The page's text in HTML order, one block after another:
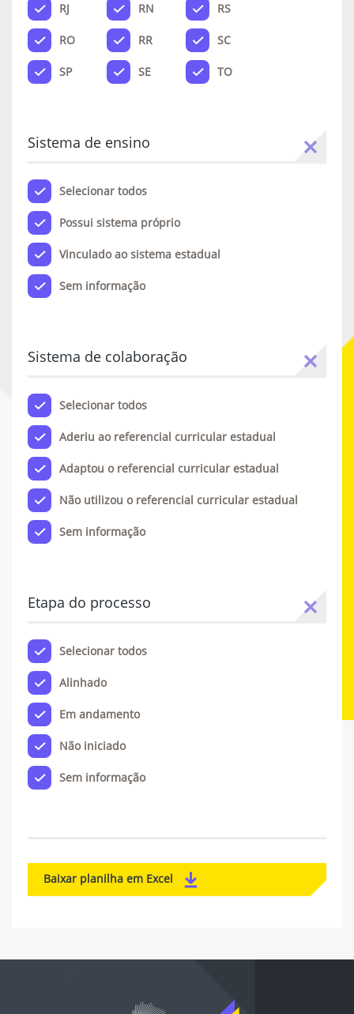
RJ RN RS
RO RR SC
SP SE TO
Sistema de ensino
Selecionar todos
Possui sistema próprio
Vinculado ao sistema estadual
Sem informação
Sistema de colaboração
Selecionar todos
Aderiu ao referencial curricular estadual
Adaptou o referencial curricular estadual
Não utilizou o referencial curricular estadual
Sem informação
Etapa do processo
Selecionar todos
Alinhado
Em andamento
Não iniciado
Sem informação
Baixar planilha em Excel